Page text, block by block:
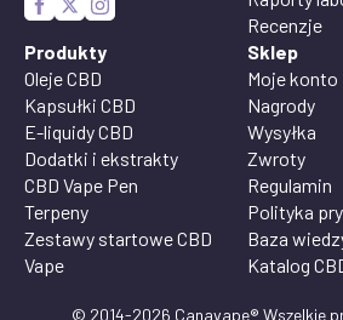
Recenzje
Produkty
Oleje CBD
Kapsułki CBD
E-liquidy CBD
Dodatki i ekstrakty
CBD Vape Pen
Terpeny
Zestawy startowe CBD
Vape
Sklep
Moje konto
Nagrody
Wysyłka
Zwroty
Regulamin
Polityka
Baza
Katalog
© 2014-2026 Canavape® Wszelkie